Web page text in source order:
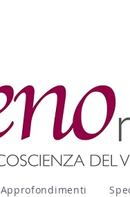
Approfondimenti